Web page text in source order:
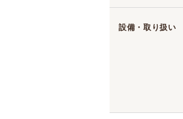
設備・取り扱い